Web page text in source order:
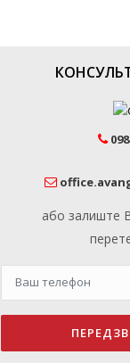
098
або залиште